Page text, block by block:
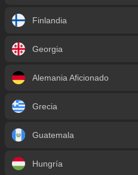
Finlandia
Georgia
Alemania Aficionado
Grecia
Guatemala
Hungría